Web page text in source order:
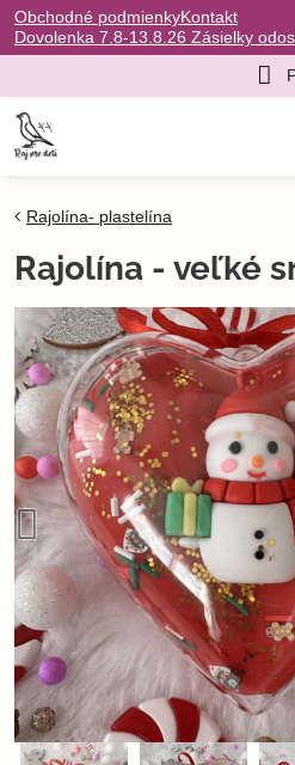
Obchodné podmienkyKontakt
Dovolenka 7.8-13.8.26 Zásielky
Rajolína- plastelína
Rajolína - veľké